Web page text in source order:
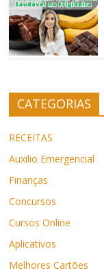
CATEGORIAS
RECEITAS
Auxilio Emergencial
Finanças
Concursos
Cursos Online
Aplicativos
Melhores Cartões